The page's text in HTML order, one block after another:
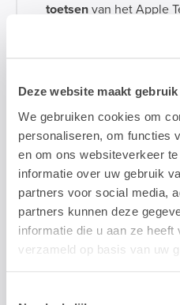
Deze website maakt
We gebruiken cookies om
personaliseren, om functies
en om ons websiteverkeer
informatie over uw gebruik
partners voor social media,
partners kunnen deze
informatie die u aan ze
verzameld op basis van uw
toetsenvan het Apple
maken. Voor elke
. Zo houd je
Mac-badges hebt
Apple Teacher-logo
Teacher nog een
programmeren met
Laat je